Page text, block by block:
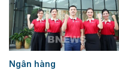
Ngân hàng